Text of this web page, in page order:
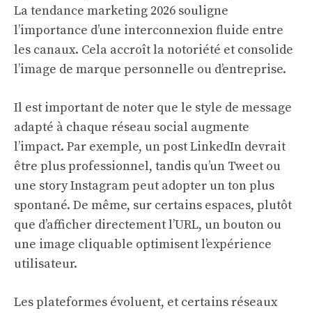
La tendance marketing 2026 souligne
l’importance d’une interconnexion fluide entre
les canaux. Cela accroît la notoriété et consolide
l’image de marque personnelle ou d’entreprise.
Il est important de noter que le style de message
adapté à chaque réseau social augmente
l’impact. Par exemple, un post LinkedIn devrait
être plus professionnel, tandis qu’un Tweet ou
une story Instagram peut adopter un ton plus
spontané. De même, sur certains espaces, plutôt
que d’afficher directement l’URL, un bouton ou
une image cliquable optimisent l’expérience
utilisateur.
Les plateformes évoluent, et certains réseaux